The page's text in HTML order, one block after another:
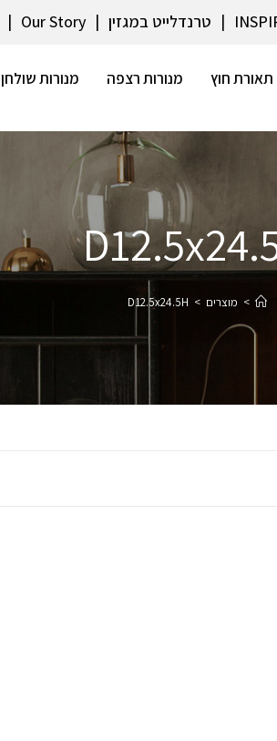
טרנדלייט במגזין Our Story
תאורת חוץ מנורות רצפה מנורות שולחן
> מוצרים >
D12.5x24.5H